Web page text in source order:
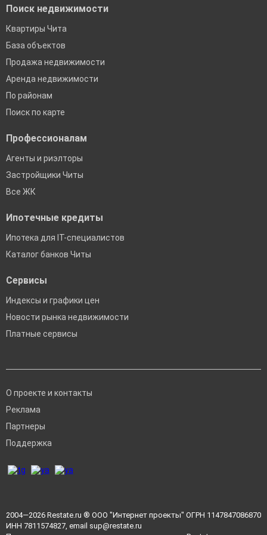
Поиск недвижимости
Квартиры Чита
База объектов
Продажа недвижимости
Аренда недвижимости
По районам
Поиск по карте
Профессионалам
Агенты и риэлторы
Застройщики Читы
Все ЖК
Ипотечные кредиты
Ипотека для IT-специалистов
Каталог банков Читы
Сервисы
Индексы и графики цен
Новости рынка недвижимости
Платные сервисы
О проекте и контакты
Реклама
Партнеры
Поддержка
2004—2026 Restate.ru ® ООО "Интернет проекты" ОГРН 1147847086870
ИНН 7811574827, email sup@restate.ru